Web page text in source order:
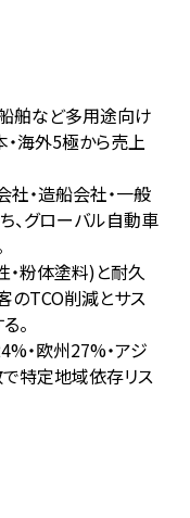
舶など多用途向け
海外5極から売上
・造船会社・一般
、グローバル自動車
粉体塗料)と耐久
のTCO削減とサス
。
・欧州27%・アジ
特定地域依存リス